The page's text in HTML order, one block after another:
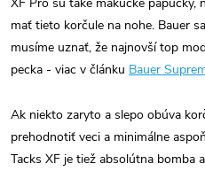
XF Pro sú také mäkučké papučky,
mať tieto korčule na nohe. Bauer
musíme uznať, že najnovší top
pecka - viac v článku Bauer
Ak niekto zaryto a slepo obúva
prehodnotiť veci a minimálne
Tacks XF je tiež absolútna bomba